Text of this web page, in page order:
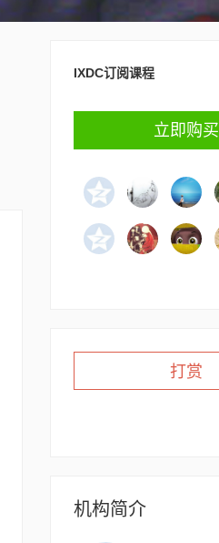
IXDC订阅课程
立即购买
打赏
机构简介